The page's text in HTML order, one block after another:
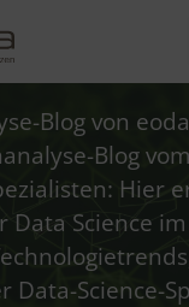
Blog von eoda
Blog
Hier
Data Science
Data-Science-